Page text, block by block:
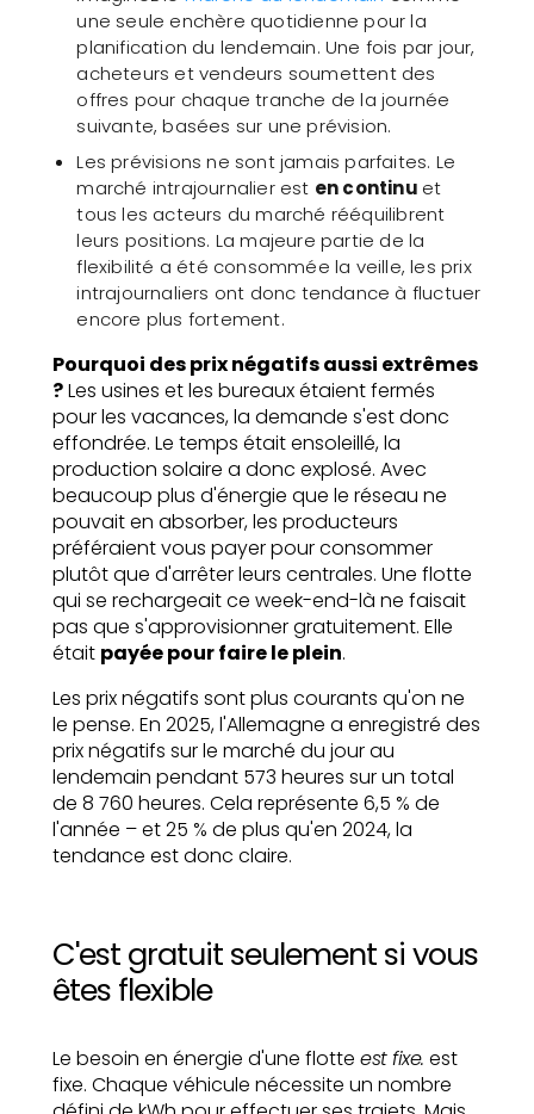
une seule enchère quotidienne pour la
planification du lendemain. Une fois par jour,
acheteurs et vendeurs soumettent des
offres pour chaque tranche de la journée
suivante, basées sur une prévision.
Les prévisions ne sont jamais parfaites. Le
marché intrajournalier est en continu et
tous les acteurs du marché rééquilibrent
leurs positions. La majeure partie de la
flexibilité a été consommée la veille, les prix
intrajournaliers ont donc tendance à fluctuer
encore plus fortement.
Pourquoi des prix négatifs aussi extrêmes
?Les usines et les bureaux étaient fermés
pour les vacances, la demande s'est donc
effondrée. Le temps était ensoleillé, la
production solaire a donc explosé. Avec
beaucoup plus d'énergie que le réseau ne
pouvait en absorber, les producteurs
préféraient vous payer pour consommer
plutôt que d'arrêter leurs centrales. Une flotte
qui se rechargeait ce week-end-là ne faisait
pas que s'approvisionner gratuitement. Elle
était payée pour faire le plein.
Les prix négatifs sont plus courants qu'on ne
le pense. En 2025, l'Allemagne a enregistré des
prix négatifs sur le marché du jour au
lendemain pendant 573 heures sur un total
de 8 760 heures. Cela représente 6,5 % de
l'année – et 25 % de plus qu'en 2024, la
tendance est donc claire.
C'est gratuit seulement si vous
êtes flexible
Le besoin en énergie d'une flotteest fixe. est
fixe. Chaque véhicule nécessite un nombre